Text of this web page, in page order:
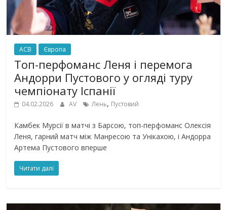
ACB Європа
Топ-перфоманс Леня і перемога
Андорри Пустового у огляді туру
чемпіонату Іспанії
04.02.2026 AV Лень, Пустовий
Камбек Мурсії в матчі з Барсою, топ-перфоманс Олексія
Леня, гарний матч між Манресою та Унікахою, і Андорра
Артема Пустового вперше
Читати далі